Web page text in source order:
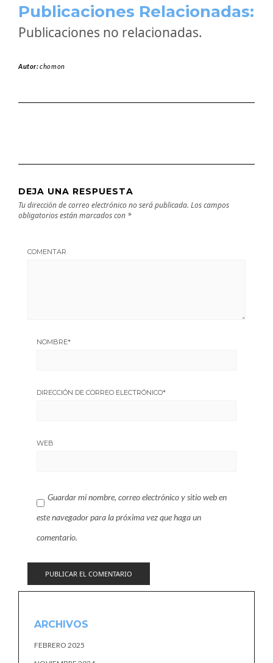
Publicaciones Relacionadas:
Publicaciones no relacionadas.
Autor:chomon
DEJA UNA RESPUESTA
Tu dirección de correo electrónico no será publicada. Los campos
obligatorios están marcados con *
COMENTAR
NOMBRE*
DIRECCIÓN DE CORREO ELECTRÓNICO*
WEB
Guardar mi nombre, correo electrónico y sitio web en
este navegador para la próxima vez que haga un
comentario.
ARCHIVOS
FEBRERO 2025